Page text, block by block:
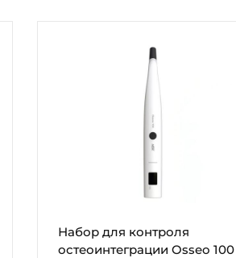
Набор для контроля
остеоинтеграции Osseo 100